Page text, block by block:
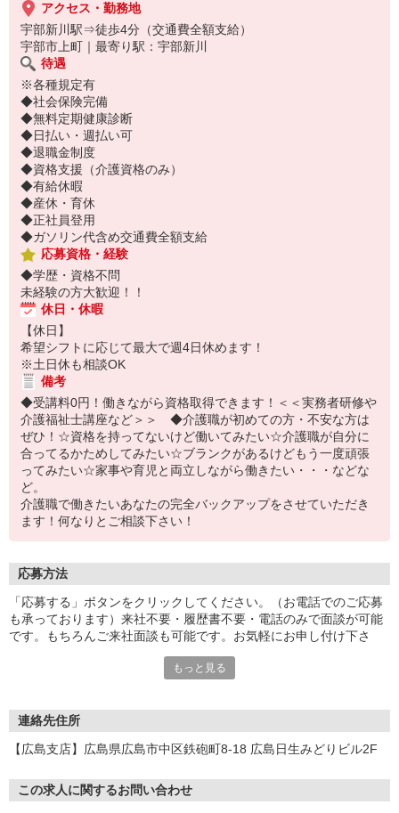
アクセス・勤務地
宇部新川駅⇒徒歩4分（交通費全額支給）
宇部市上町｜最寄り駅：宇部新川
待遇
※各種規定有
◆社会保険完備
◆無料定期健康診断
◆日払い・週払い可
◆退職金制度
◆資格支援（介護資格のみ）
◆有給休暇
◆産休・育休
◆正社員登用
◆ガソリン代含め交通費全額支給
応募資格・経験
◆学歴・資格不問
未経験の方大歓迎！！
休日・休暇
【休日】
希望シフトに応じて最大で週4日休めます！
※土日休も相談OK
備考
◆受講料0円！働きながら資格取得できます！＜＜実務者研修や
介護福祉士講座など＞＞ ◆介護職が初めての方・不安な方は
ぜひ！☆資格を持ってないけど働いてみたい☆介護職が自分に
合ってるかためしてみたい☆ブランクがあるけどもう一度頑張
ってみたい☆家事や育児と両立しながら働きたい・・・などな
ど。
介護職で働きたいあなたの完全バックアップをさせていただき
ます！何なりとご相談下さい！
応募方法
「応募する」ボタンをクリックしてください。（お電話でのご応募
も承っております）来社不要・履歴書不要・電話のみで面談が可能
です。もちろんご来社面談も可能です。お気軽にお申し付け下さ
もっと見る
連絡先住所
【広島支店】広島県広島市中区鉄砲町8-18 広島日生みどりビル2F
この求人に関するお問い合わせ